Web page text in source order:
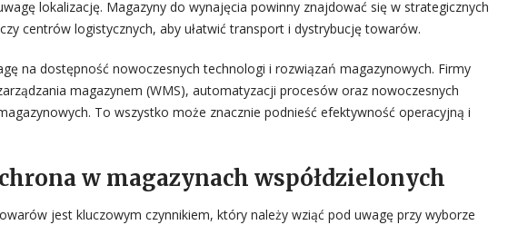
lokalizację. Magazyny do wynajęcia powinny znajdować się w strategicznych
centrów logistycznych, aby ułatwić transport i dystrybucję towarów.
na dostępność nowoczesnych technologi i rozwiązań magazynowych. Firmy
magazynem (WMS), automatyzacji procesów oraz nowoczesnych
To wszystko może znacznie podnieść efektywność operacyjną i
w magazynach współdzielonych
jest kluczowym czynnikiem, który należy wziąć pod uwagę przy wyborze